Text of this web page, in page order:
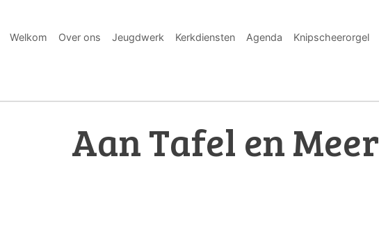
Welkom Over ons Jeugdwerk Kerkdiensten Agenda Knipscheerorgel
Aan Tafel en Meer